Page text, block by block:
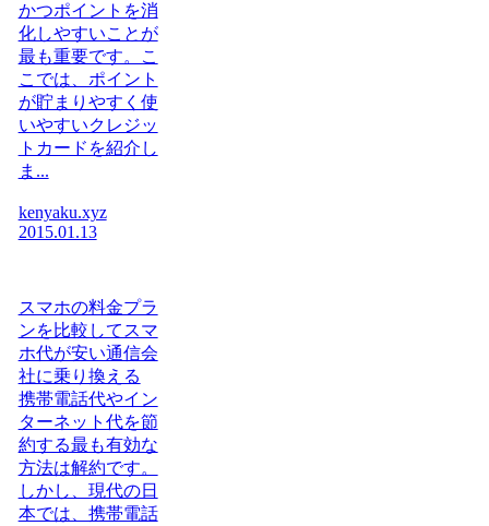
かつポイントを消
化しやすいことが
最も重要です。こ
こでは、ポイント
が貯まりやすく使
いやすいクレジッ
トカードを紹介し
ま...
kenyaku.xyz
2015.01.13
スマホの料金プラ
ンを比較してスマ
ホ代が安い通信会
社に乗り換える
携帯電話代やイン
ターネット代を節
約する最も有効な
方法は解約です。
しかし、現代の日
本では、携帯電話